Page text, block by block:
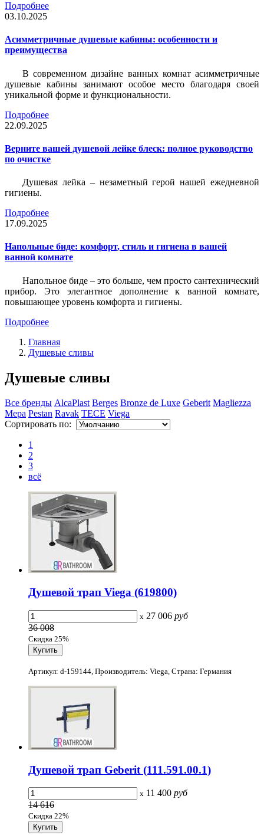
Подробнее
03.10.2025
Асимметричные душевые кабины: особенности и
преимущества
В современном дизайне ванных комнат асимметричные
душевые кабины занимают особое место благодаря своей
уникальной форме и функциональности.
Подробнее
22.09.2025
Верните вашей душевой лейке блеск: полное руководство
по очистке
Душевая лейка – незаметный герой нашей ежедневной
гигиены.
Подробнее
17.09.2025
Напольные биде: комфорт, стиль и гигиена в вашей
ванной комнате
Напольное биде – это больше, чем просто сантехнический
прибор. Это элегантное дополнение к ванной комнате,
повышающее уровень комфорта и гигиены.
Подробнее
Главная
Душевые сливы
Душевые сливы
Все бренды AlcaPlast Berges Bronze de Luxe Geberit Magliezza
Mepa Pestan Ravak TECE Viega
Сортировать по:
1
2
3
всё
Душевой трап Viega (619800)
x 27 006 руб
36 008
Скидка 25%
Артикул: d-159144, Производитель: Viega, Страна: Германия
Душевой трап Geberit (111.591.00.1)
x 11 400 руб
14 616
Скидка 22%